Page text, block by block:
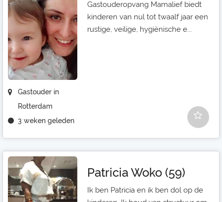
Gastouder in
Rotterdam
3 weken geleden
Gastouderopvang Mamalief biedt
kinderen van nul tot twaalf jaar een
rustige, veilige, hygiënische e...
Patricia Woko (59)
Ik ben Patricia en ik ben dol op de